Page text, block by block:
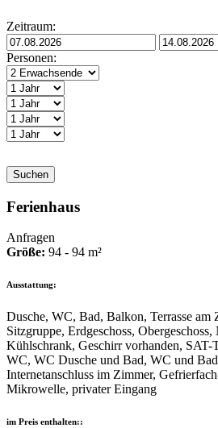
Zeitraum:
Personen:
Suchen
Ferienhaus
Anfragen
Größe: 94 - 94 m²
Ausstattung:
Dusche, WC, Bad, Balkon, Terrasse am
Sitzgruppe, Erdgeschoss,
Kühlschrank, Geschirr vorhanden, SAT-
WC, WC Dusche und Bad, WC und
Internetanschluss im Zimmer,
Mikrowelle, privater Eingang
im Preis enthalten::